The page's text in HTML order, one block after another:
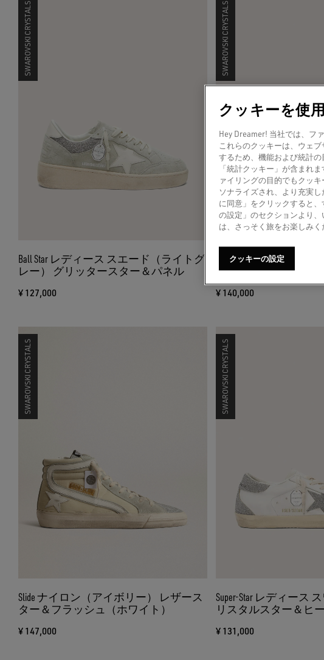
SWAROVSKI CRYSTALS
Ball Star レディース スエード（ライトグ
レー） グリッタースター＆パネル
¥ 127,000
SWAROVSKI CRYSTALS
True-Star レディース
ク） スワロフスキー
ースター（ブラック
¥ 140,000
SWAROVSKI CRYSTALS
Slide ナイロン（アイボリー） レザース
ター＆フラッシュ（ホワイト）
¥ 147,000
SWAROVSKI CRYSTALS
Super-Star レディース
リスタルスター＆ヒ
¥ 131,000
クッキーを使
Hey Dreamer! 当社では、フ
これらのクッキーは、ウェ
するため、機能および統計
「統計クッキー」が含まれ
ァイリングの目的でもクッ
ソナライズされ、より充実
に同意」をクリックすると
の設定」のセクションより
は、さっそく旅をお楽しみく
クッキーの設定